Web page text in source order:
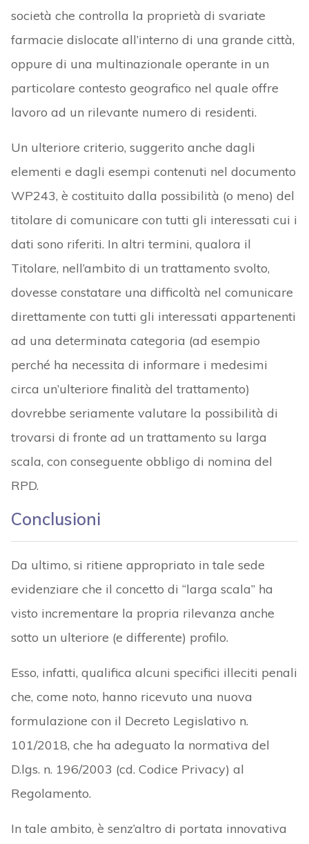
società che controlla la proprietà di svariate
farmacie dislocate all’interno di una grande città,
oppure di una multinazionale operante in un
particolare contesto geografico nel quale offre
lavoro ad un rilevante numero di residenti.
Un ulteriore criterio, suggerito anche dagli
elementi e dagli esempi contenuti nel documento
WP243, è costituito dalla possibilità (o meno) del
titolare di comunicare con tutti gli interessati cui i
dati sono riferiti. In altri termini, qualora il
Titolare, nell’ambito di un trattamento svolto,
dovesse constatare una difficoltà nel comunicare
direttamente con tutti gli interessati appartenenti
ad una determinata categoria (ad esempio
perché ha necessita di informare i medesimi
circa un’ulteriore finalità del trattamento)
dovrebbe seriamente valutare la possibilità di
trovarsi di fronte ad un trattamento su larga
scala, con conseguente obbligo di nomina del
RPD.
Conclusioni
Da ultimo, si ritiene appropriato in tale sede
evidenziare che il concetto di “larga scala” ha
visto incrementare la propria rilevanza anche
sotto un ulteriore (e differente) profilo.
Esso, infatti, qualifica alcuni specifici illeciti penali
che, come noto, hanno ricevuto una nuova
formulazione con il Decreto Legislativo n.
101/2018, che ha adeguato la normativa del
D.lgs. n. 196/2003 (cd. Codice Privacy) al
Regolamento.
In tale ambito, è senz’altro di portata innovativa